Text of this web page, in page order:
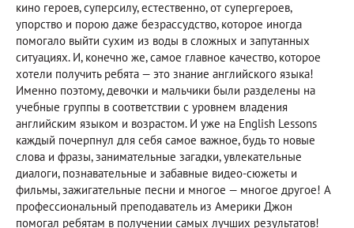
кино героев, суперсилу, естественно, от супергероев,
упорство и порою даже безрассудство, которое иногда
помогало выйти сухим из воды в сложных и запутанных
ситуациях. И, конечно же, самое главное качество, которое
хотели получить ребята — это знание английского языка!
Именно поэтому, девочки и мальчики были разделены на
учебные группы в соответствии с уровнем владения
английским языком и возрастом. И уже на English Lessons
каждый почерпнул для себя самое важное, будь то новые
слова и фразы, занимательные загадки, увлекательные
диалоги, познавательные и забавные видео-сюжеты и
фильмы, зажигательные песни и многое — многое другое! А
профессиональный преподаватель из Америки Джон
помогал ребятам в получении самых лучших результатов!